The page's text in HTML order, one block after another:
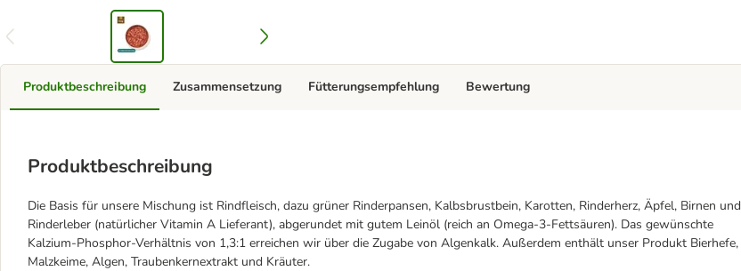
Produktbeschreibung
Produktbeschreibung
Die Basis für unsere Mischung ist Rindfleisch, dazu grüner Rinderpansen, Kalbsbrustbein, Karotten, Rinderherz, Äpfel, Birnen und
Rinderleber (natürlicher Vitamin A Lieferant), abgerundet mit gutem Leinöl (reich an Omega-3-Fettsäuren). Das gewünschte
Kalzium-Phosphor-Verhältnis von 1,3:1 erreichen wir über die Zugabe von Algenkalk. Außerdem enthält unser Produkt Bierhefe,
Malzkeime, Algen, Traubenkernextrakt und Kräuter.
Zusammensetzung Fütterungsempfehlung Bewertung